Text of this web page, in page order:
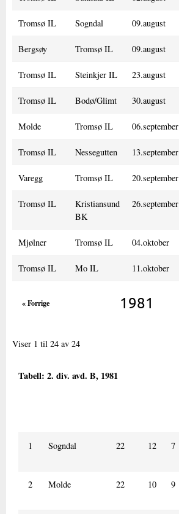
Tromsø IL Sogndal 09.august
Bergsøy Tromsø IL 09.august
Tromsø IL Steinkjer IL 23.august
Tromsø IL Bodø/Glimt 30.august
Molde Tromsø IL 06.september
Tromsø IL Nessegutten 13.september
Varegg Tromsø IL 20.september
Tromsø IL
Kristiansund
BK
26.september
Mjølner Tromsø IL 04.oktober
Tromsø IL Mo IL 11.oktober
1981
« Forrige
Viser 1 til 24 av 24
Tabell: 2. div. avd. B, 1981
1 Sogndal 22 12 7
2 Molde 22 10 9